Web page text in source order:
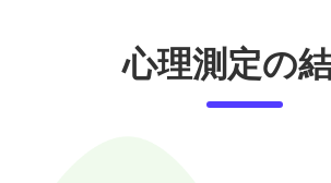
心理測定の